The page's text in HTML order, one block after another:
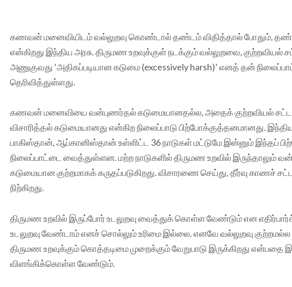
கணவன் மனைவியிடம் வல்லுறவு கொண்டால் தண்டம் விதித்தால் போதும்,
என்கிறது இந்திய அரசு. திருமண உறவுக்குள் நடக்கும் வல்லுறவை, குற்றவியல்
அணுகுவது ‘அதிகப்படியான கடுமை (excessively harsh)’ எனத் தன்
தெரிவித்துள்ளது.
கணவன் மனைவியை வன்புணர்தல் கடுமையானதல்ல, அதைக் குற்றவியல்
விசாரித்தல் கடுமையானது என்கிற நிலைப்பாடு பிற்போக்குத்தனமானது.
பாகிஸ்தான், ஆப்கானிஸ்தான் உள்ளிட்ட 36 நாடுகள் மட்டுமே இன்னும் இந்தப்
நிலைப்பாட்டை வைத்துள்ளன. மற்ற நாடுகளில் திருமண உறவில் இருந்தாலும்
கடுமையான குற்றமாகக் கருதப்படுகிறது. விசாரணை செய்து, தீர்வு காணச்
நிற்கிறது.
திருமண உறவில் இருப்போர் உடலுறவு வைத்துக் கொள்ள வேண்டும் என
உடலுறவு வேண்டாம் எனச் சொல்லும் உரிமை இல்லை. எனவே வல்லுறவு குற்றமல்ல
திருமண உறவுக்கும் கொத்தடிமை முறைக்கும் வேறுபாடு இருக்கிறது என்பதை
விளங்கிக்கொள்ள வேண்டும்.